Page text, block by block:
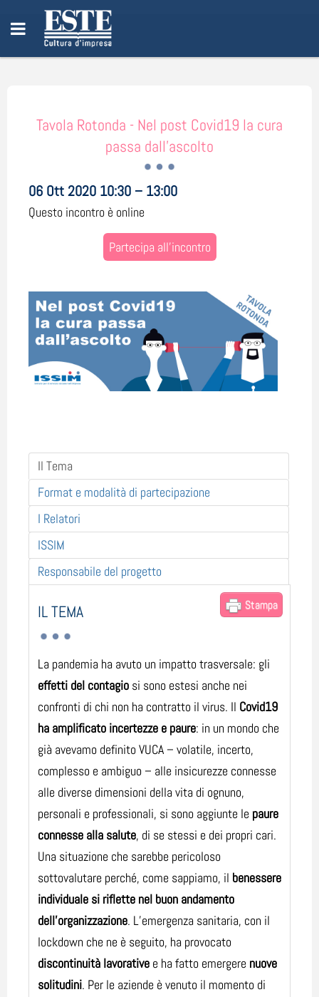
Tavola Rotonda - Nel post Covid19 la cura
passa dall’ascolto
06 Ott 2020 10:30 – 13:00
Questo incontro è online
Partecipa all'incontro
Il Tema
Format e modalità di partecipazione
I Relatori
ISSIM
Responsabile del progetto
Stampa
IL TEMA
La pandemia ha avuto un impatto trasversale: gli
effetti del contagio si sono estesi anche nei
confronti di chi non ha contratto il virus. Il Covid19
ha amplificato incertezze e paure: in un mondo che
già avevamo definito VUCA – volatile, incerto,
complesso e ambiguo – alle insicurezze connesse
alle diverse dimensioni della vita di ognuno,
personali e professionali, si sono aggiunte le paure
connesse alla salute, di se stessi e dei propri cari.
Una situazione che sarebbe pericoloso
sottovalutare perché, come sappiamo, il benessere
individuale si riflette nel buon andamento
dell’organizzazione. L’emergenza sanitaria, con il
lockdown che ne è seguito, ha provocato
discontinuità lavorative e ha fatto emergere nuove
solitudini. Per le aziende è venuto il momento di